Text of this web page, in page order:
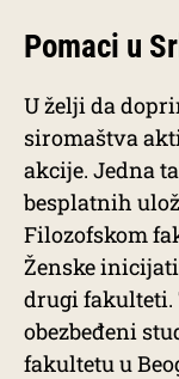
Pomaci u
U želji da
siromaštva
akcije. Jedna
besplatnih
Filozofskom
Ženske
drugi fakulteti.
obezbeđeni
fakultetu u